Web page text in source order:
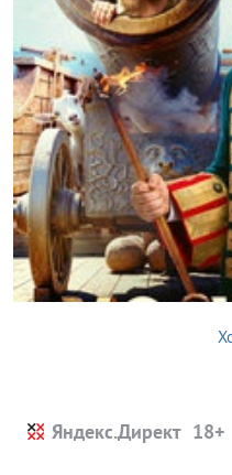
Яндекс.Директ